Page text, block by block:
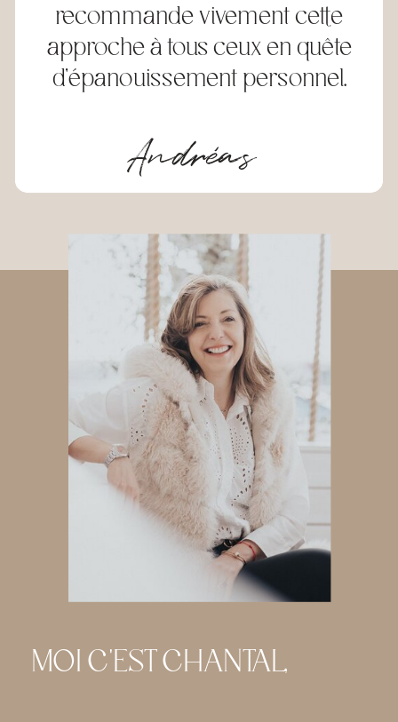
Andréas
recommande vivement cette
approche à tous ceux en quête
d’épanouissement personnel.
MOI C'EST CHANTAL,